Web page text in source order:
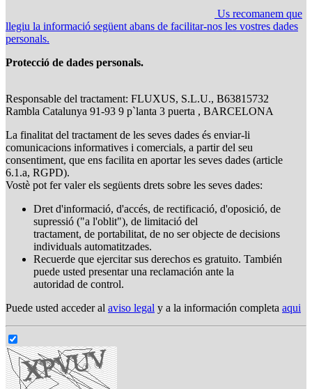
Us recomanem que
llegiu la informació següent abans de facilitar-nos les vostres dades
personals.
Protecció de dades personals.
Responsable del tractament: FLUXUS, S.L.U., B63815732
Rambla Catalunya 91-93 9 p`lanta 3 puerta , BARCELONA
La finalitat del tractament de les seves dades és enviar-li
comunicacions informatives i comercials, a partir del seu
consentiment, que ens facilita en aportar les seves dades (article
6.1.a, RGPD).
Vostè pot fer valer els següents drets sobre les seves dades:
Dret d'informació, d'accés, de rectificació, d'oposició, de
supressió ("a l'oblit"), de limitació del
tractament, de portabilitat, de no ser objecte de decisions
individuals automatitzades.
Recuerde que ejercitar sus derechos es gratuito. También
puede usted presentar una reclamación ante la
autoridad de control.
Puede usted acceder al aviso legal y a la información completa aqui